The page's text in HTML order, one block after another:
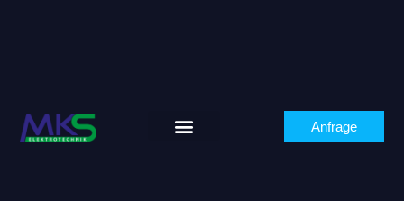
Anfrage